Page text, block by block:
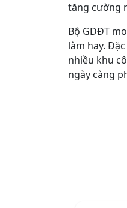
tăng cường
Bộ GDĐT
làm hay.
nhiều khu
ngày càng